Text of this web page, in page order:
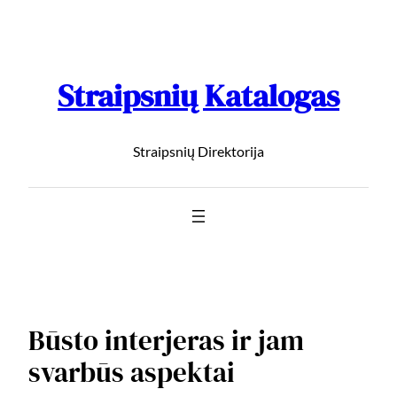
Straipsnių Katalogas
Straipsnių Direktorija
Būsto interjeras ir jam
svarbūs aspektai